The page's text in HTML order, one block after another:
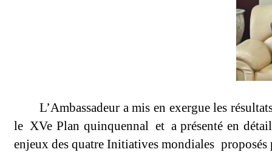
L’Ambassadeur a mis en exergue les
le XVe Plan quinquennal et a présenté en
enjeux des quatre Initiatives mondiales